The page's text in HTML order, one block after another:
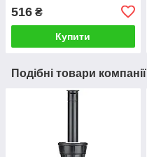
516 ₴
Купити
Подібні товари компанії